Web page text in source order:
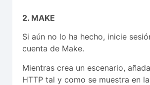
2. MAKE
Si aún no lo ha hecho, inicie
cuenta de Make.
Mientras crea un escenario,
HTTP tal y como se muestra en